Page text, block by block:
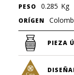
PESO 0.285 Kg
ORÍGEN
PIEZA